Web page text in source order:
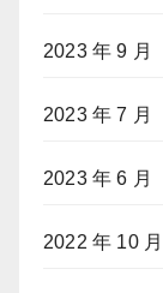
2023 年 9 月
2023 年 7 月
2023 年 6 月
2022 年 10 月